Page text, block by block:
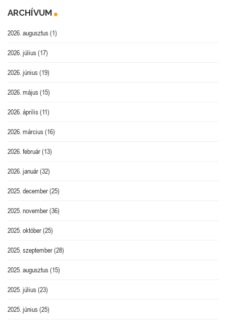
ARCHÍVUM
2026. augusztus(1)
2026. július(17)
2026. június(19)
2026. május(15)
2026. április(11)
2026. március(16)
2026. február(13)
2026. január(32)
2025. december(25)
2025. november(36)
2025. október(25)
2025. szeptember(28)
2025. augusztus(15)
2025. július(23)
2025. június(25)